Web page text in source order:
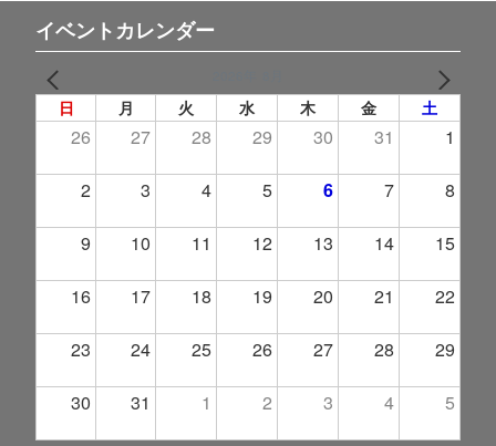
イベントカレンダー
日 月 火 水 木 金 土
26 27 28 29 30 31 1
2 3 4 5 6 7 8
9 10 11 12 13 14 15
16 17 18 19 20 21 22
23 24 25 26 27 28 29
30 31 1 2 3 4 5